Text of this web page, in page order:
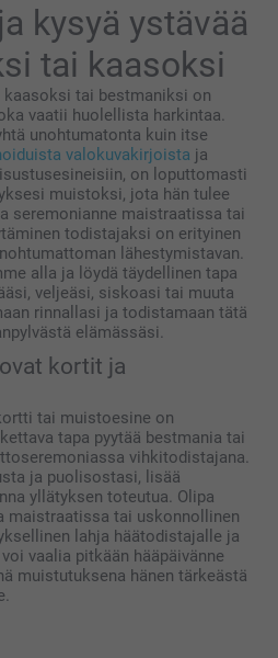
kysyä ystävää
tai kaasoksi
kaasoksi tai bestmaniksi on
vaatii huolellista harkintaa.
unohtumatonta kuin itse
valokuvakirjoista ja
on loputtomasti
muistoksi, jota hän tulee
seremonianne maistraatissa tai
todistajaksi on erityinen
lähestymistavan.
alla ja löydä täydellinen tapa
veljeäsi, siskoasi tai muuta
rinnallasi ja todistamaan tätä
elämässäsi.
kortit ja
tai muistoesine on
tapa pyytää bestmania tai
vihkitodistajana.
ja puolisostasi, lisää
yllätyksen toteutua. Olipa
maistraatissa tai uskonnollinen
lahja häätodistajalle ja
vaalia pitkään hääpäivänne
muistutuksena hänen tärkeästä